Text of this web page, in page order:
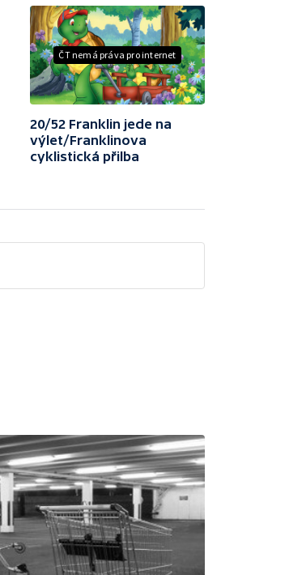
ČT nemá práva pro internet
20/52 Franklin jede na
výlet/Franklinova
cyklistická přilba